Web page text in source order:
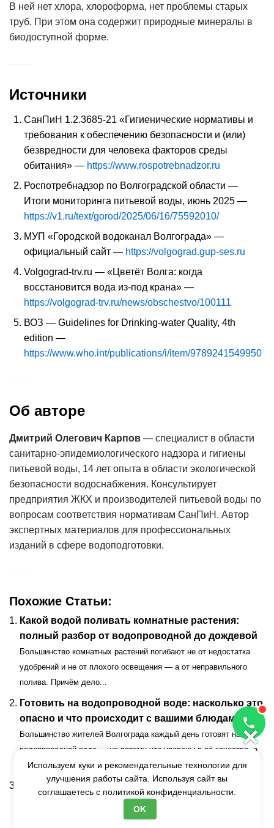
В ней нет хлора, хлороформа, нет проблемы старых
труб. При этом она содержит природные минералы в
биодоступной форме.
Источники
СанПиН 1.2.3685-21 «Гигиенические нормативы и
требования к обеспечению безопасности и (или)
безвредности для человека факторов среды
обитания» — https://www.rospotrebnadzor.ru
Роспотребнадзор по Волгоградской области —
Итоги мониторинга питьевой воды, июнь 2025 —
https://v1.ru/text/gorod/2025/06/16/75592010/
МУП «Городской водоканал Волгограда» —
официальный сайт — https://volgograd.gup-ses.ru
Volgograd-trv.ru — «Цветёт Волга: когда
восстановится вода из-под крана» —
https://volgograd-trv.ru/news/obschestvo/100111
ВОЗ — Guidelines for Drinking-water Quality, 4th
edition —
https://www.who.int/publications/i/item/9789241549950
Об авторе
Дмитрий Олегович Карпов — специалист в области
санитарно-эпидемиологического надзора и гигиены
питьевой воды, 14 лет опыта в области экологической
безопасности водоснабжения. Консультирует
предприятия ЖКХ и производителей питьевой воды по
вопросам соответствия нормативам СанПиН. Автор
экспертных материалов для профессиональных
изданий в сфере водоподготовки.
Похожие Статьи:
Какой водой поливать комнатные растения:
полный разбор от водопроводной до дождевой
Большинство комнатных растений погибают не от недостатка
удобрений и не от плохого освещения — а от неправильного
полива. Причём дело...
Готовить на водопроводной воде: насколько это
опасно и что происходит с вашими блюдами
Большинство жителей Волгограда каждый день готовят на
водопроводной воде — не потому что уверены в её качестве, а
просто по...
Вода для кофе: почему вкус зависит от
минерализации и как выбрать правильную
Оглавление Toggle Почему вода — главный ингредиент кофе
×
Используем куки и рекомендательные технологии для
улучшения работы сайта. Используя сайт вы
соглашаетесь с политикой конфиденциальности.
OK